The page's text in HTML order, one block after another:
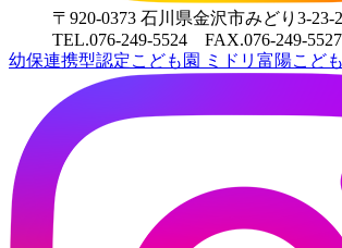
〒920-0373 石川県金沢市みどり3-
TEL.076-249-5524 FAX.076-249-5527
幼保連携型認定こども園
ミドリ富陽こど